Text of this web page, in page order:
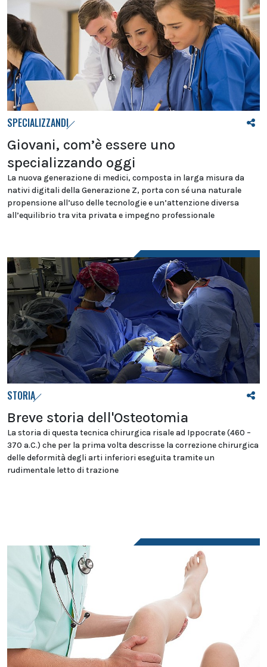
SPECIALIZZANDI
Giovani, com’è essere uno
specializzando oggi
La nuova generazione di medici, composta in larga misura da
nativi digitali della Generazione Z, porta con sé una naturale
propensione all’uso delle tecnologie e un’attenzione diversa
all’equilibrio tra vita privata e impegno professionale
STORIA
Breve storia dell'Osteotomia
La storia di questa tecnica chirurgica risale ad Ippocrate (460 –
370 a.C.) che per la prima volta descrisse la correzione chirurgica
delle deformità degli arti inferiori eseguita tramite un
rudimentale letto di trazione